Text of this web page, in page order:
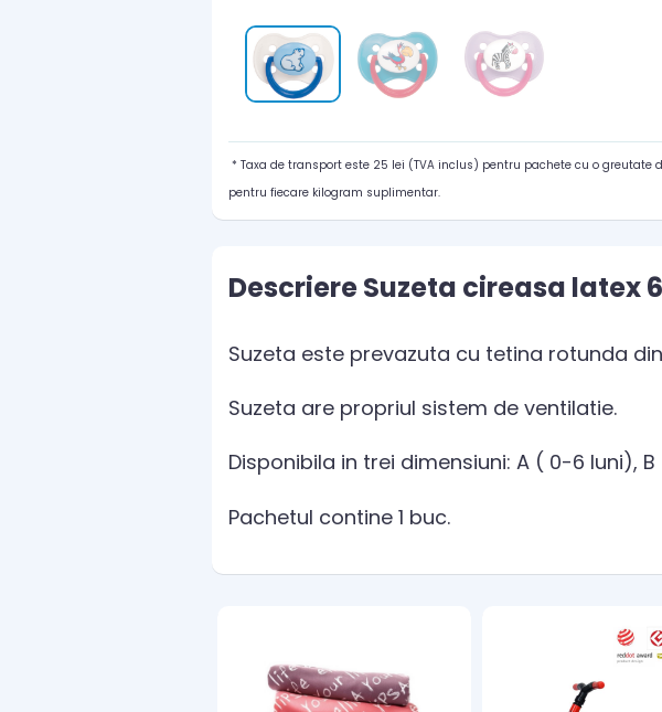
* Taxa de transport este 25 lei (TVA inclus) pentru pachete cu o greutate
pentru fiecare kilogram suplimentar.
Descriere Suzeta cireasa latex
Suzeta este prevazuta cu tetina rotunda
Suzeta are propriul sistem de ventilatie.
Disponibila in trei dimensiuni: A ( 0-6 luni),
Pachetul contine 1 buc.